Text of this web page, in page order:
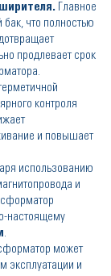
Главное
что полностью
продлевает срок
контроля
и повышает
использованию
и
настоящему
.
может
эксплуатации и